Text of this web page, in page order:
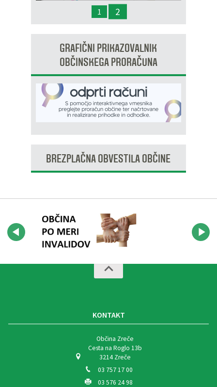
IN JAVNI OBRAVNAVI - OPPN na območju
OP8/009 – stanovanjsko območje Dobrava 3
1 2
GRAFIČNI PRIKAZOVALNIK
OBČINSKEGA PRORAČUNA
BREZPLAČNA OBVESTILA OBČINE
KONTAKT
Občina Zreče
Cesta na Roglo 13b
3214 Zreče
03 757 17 00
03 576 24 98